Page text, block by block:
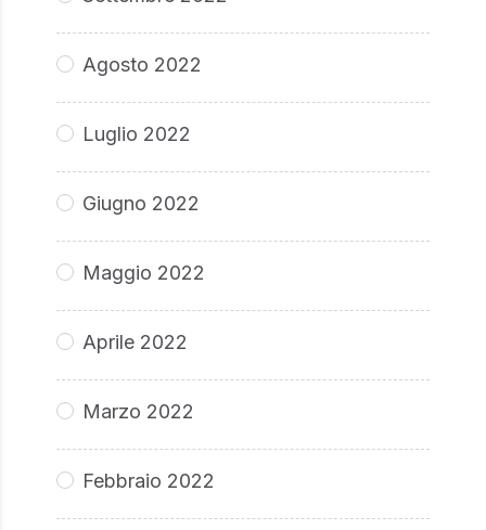
Agosto 2022
Luglio 2022
Giugno 2022
Maggio 2022
Aprile 2022
Marzo 2022
Febbraio 2022